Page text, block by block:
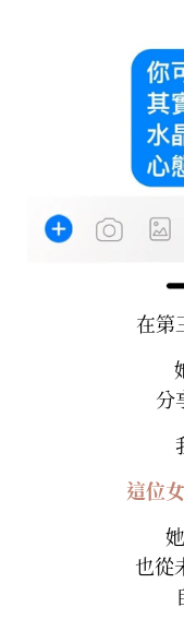
在第
分
這位
也從